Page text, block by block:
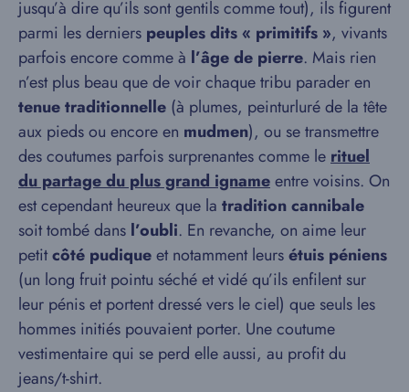
jusqu’à dire qu’ils sont gentils comme tout), ils figurent
parmi les derniers peuples dits « primitifs », vivants
parfois encore comme à l’âge de pierre. Mais rien
n’est plus beau que de voir chaque tribu parader en
tenue traditionnelle (à plumes, peinturluré de la tête
aux pieds ou encore en mudmen), ou se transmettre
des coutumes parfois surprenantes comme le rituel
du partage du plus grand ignameentre voisins. On
est cependant heureux que la tradition cannibale
soit tombé dans l’oubli. En revanche, on aime leur
petitcôté pudiqueet notamment leursétuis péniens
(un long fruit pointu séché et vidé qu’ils enfilent sur
leur pénis et portent dressé vers le ciel) que seuls les
hommes initiés pouvaient porter. Une coutume
vestimentaire qui se perd elle aussi, au profit du
jeans/t-shirt.